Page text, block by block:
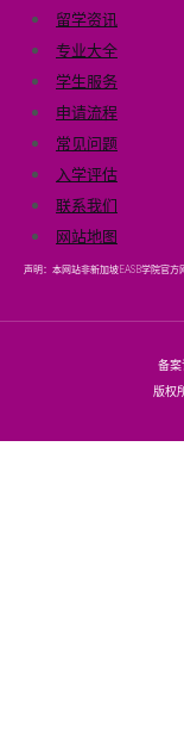
留学资讯
专业大全
学生服务
申请流程
常见问题
入学评估
联系我们
网站地图
声明：本网站非新加坡EASB学院官
备案
版权